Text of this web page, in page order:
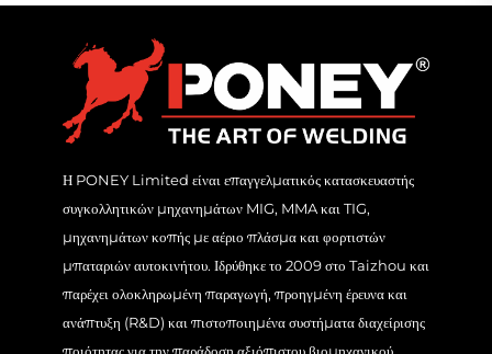
Η PONEY Limited είναι επαγγελματικός κατασκευαστής
συγκολλητικών μηχανημάτων MIG, MMA και TIG,
μηχανημάτων κοπής με αέριο πλάσμα και φορτιστών
μπαταριών αυτοκινήτου. Ιδρύθηκε το 2009 στο Taizhou και
παρέχει ολοκληρωμένη παραγωγή, προηγμένη έρευνα και
ανάπτυξη (R&D) και πιστοποιημένα συστήματα διαχείρισης